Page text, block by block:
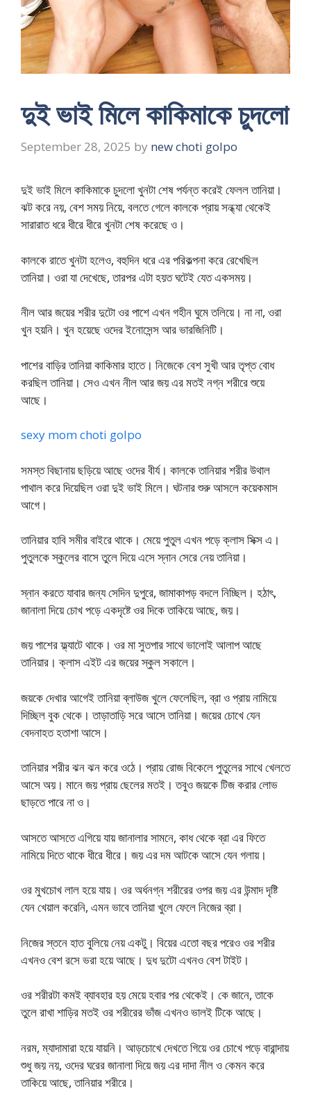
দুই ভাই মিলে কাকিমাকে চুদলো
September 28, 2025 by new choti golpo
দুই ভাই মিলে কাকিমাকে চুদলো খুনটা শেষ পর্যন্ত করেই ফেলল তানিয়া।
ঝট করে নয়, বেশ সময় নিয়ে, বলতে গেলে কালকে প্রায় সন্ধ্যা থেকেই
সারারাত ধরে ধীরে ধীরে খুনটা শেষ করেছে ও।
কালকে রাতে খুনটা হলেও, বহুদিন ধরে এর পরিকল্পনা করে রেখেছিল
তানিয়া। ওরা যা দেখেছে, তারপর এটা হয়ত ঘটেই যেত একসময়।
নীল আর জয়ের শরীর দুটো ওর পাশে এখন গহীন ঘুমে তলিয়ে। না না, ওরা
খুন হয়নি। খুন হয়েছে ওদের ইনোসেন্স আর ভারজিনিটি।
পাশের বাড়ির তানিয়া কাকিমার হাতে। নিজেকে বেশ সুখী আর তৃপ্ত বোধ
করছিল তানিয়া। সেও এখন নীল আর জয় এর মতই নগ্ন শরীরে শুয়ে
আছে।
sexy mom choti golpo
সমস্ত বিছানায় ছড়িয়ে আছে ওদের বীর্য। কালকে তানিয়ার শরীর উথাল
পাথাল করে দিয়েছিল ওরা দুই ভাই মিলে। ঘটনার শুরু আসলে কয়েকমাস
আগে।
তানিয়ার হাবি সমীর বাইরে থাকে। মেয়ে পুতুল এখন পড়ে ক্লাস সিক্স এ।
পুতুলকে স্কুলের বাসে তুলে দিয়ে এসে স্নান সেরে নেয় তানিয়া।
স্নান করতে যাবার জন্য সেদিন দুপুরে, জামাকাপড় বদলে নিচ্ছিল। হঠাৎ,
জানালা দিয়ে চোখ পড়ে একদৃষ্টে ওর দিকে তাকিয়ে আছে, জয়।
জয় পাশের ফ্ল্যাটে থাকে। ওর মা সুতপার সাথে ভালোই আলাপ আছে
তানিয়ার। ক্লাস এইট এর জয়ের স্কুল সকালে।
জয়কে দেখার আগেই তানিয়া ব্লাউজ খুলে ফেলেছিল, ব্রা ও প্রায় নামিয়ে
দিচ্ছিল বুক থেকে। তাড়াতাড়ি সরে আসে তানিয়া। জয়ের চোখে যেন
বেদনাহত হতাশা আসে।
তানিয়ার শরীর ঝন ঝন করে ওঠে। প্রায় রোজ বিকেলে পুতুলের সাথে খেলতে
আসে অয়। মানে জয় প্রায় ছেলের মতই। তবুও জয়কে টিজ করার লোভ
ছাড়তে পারে না ও।
আসতে আসতে এগিয়ে যায় জানালার সামনে, কাধ থেকে ব্রা এর ফিতে
নামিয়ে দিতে থাকে ধীরে ধীরে। জয় এর দম আটকে আসে যেন গলায়।
ওর মুখচোখ লাল হয়ে যায়। ওর অর্ধনগ্ন শরীরের ওপর জয় এর উন্মাদ দৃষ্টি
যেন খেয়াল করেনি, এমন ভাবে তানিয়া খুলে ফেলে নিজের ব্রা।
নিজের স্তনে হাত বুলিয়ে নেয় একটু। বিয়ের এতো বছর পরেও ওর শরীর
এখনও বেশ রসে ভরা হয়ে আছে। দুধ দুটো এখনও বেশ টাইট।
ওর শরীরটা কমই ব্যাবহার হয় মেয়ে হবার পর থেকেই। কে জানে, তাকে
তুলে রাখা শাড়ির মতই ওর শরীরের ভাঁজ এখনও ভালই টিকে আছে।
নরম, ম্যাদামারা হয়ে যায়নি। আড়চোখে দেখতে গিয়ে ওর চোখে পড়ে বারান্দায়
শুধু জয় নয়, ওদের ঘরের জানালা দিয়ে জয় এর দাদা নীল ও কেমন করে
তাকিয়ে আছে, তানিয়ার শরীরে।